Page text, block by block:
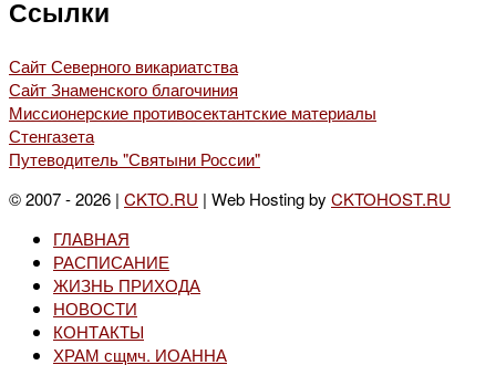
Ссылки
Сайт Северного викариатства
Сайт Знаменского благочиния
Миссионерские противосектантские материалы
Стенгазета
Путеводитель "Святыни России"
© 2007 - 2026 | CKTO.RU | Web Hosting by CKTOHOST.RU
ГЛАВНАЯ
РАСПИСАНИЕ
ЖИЗНЬ ПРИХОДА
НОВОСТИ
КОНТАКТЫ
ХРАМ сщмч. ИОАННА